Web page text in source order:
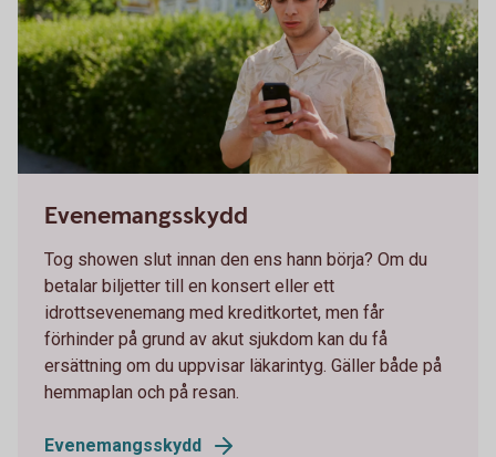
Evenemangsskydd
Tog showen slut innan den ens hann börja? Om du
betalar biljetter till en konsert eller ett
idrottsevenemang med kreditkortet, men får
förhinder på grund av akut sjukdom kan du få
ersättning om du uppvisar läkarintyg. Gäller både på
hemmaplan och på resan.
Evenemangsskydd